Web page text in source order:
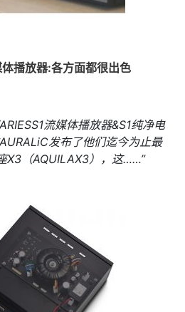
播放器:各方面都很出色
流媒体播放器&S1纯净电
发布了他们迄今为止最
（AQUILAX3），这……”